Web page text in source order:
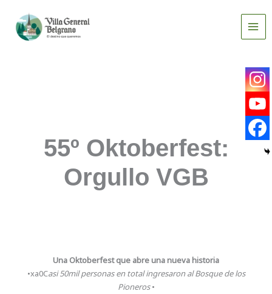
contenido
55º Oktoberfest:
Orgullo VGB
Una Oktoberfest que abre una nueva historia
•xa0Casi 50mil personas en total ingresaron al Bosque de los
Pioneros•